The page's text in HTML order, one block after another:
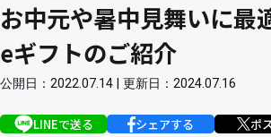
お中元や暑中見舞いに最
eギフトのご紹介
公開日：2022.07.14 | 更新日：2024.07.16
LINEで送る シェアする ポ